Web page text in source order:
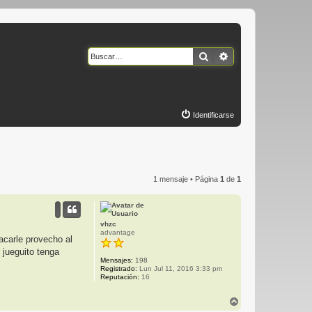
Buscar
Identificarse
1 mensaje • Página 1 de 1
vhzc
advantage
Mensajes: 198
Registrado: Lun Jul 11, 2016 3:33 pm
Reputación: 16
provecho al
tenga